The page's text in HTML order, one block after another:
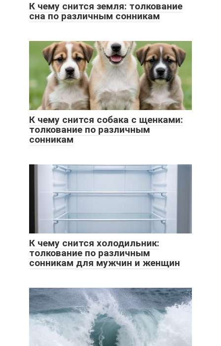
К чему снится земля: толкование
сна по различным сонникам
К чему снится собака с щенками:
толкование по различным
сонникам
К чему снится холодильник:
толкование по различным
сонникам для мужчин и женщин